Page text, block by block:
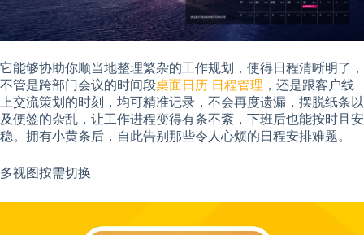
它能够协助你顺当地整理繁杂的工作规划，使得日程清晰明了，
不管是跨部门会议的时间段桌面日历 日程管理 ，还是跟客户线
上交流策划的时刻，均可精准记录，不会再度遗漏，摆脱纸条以
及便签的杂乱，让工作进程变得有条不紊，下班后也能按时且安
稳。拥有小黄条后，自此告别那些令人心烦的日程安排难题。
多视图按需切换